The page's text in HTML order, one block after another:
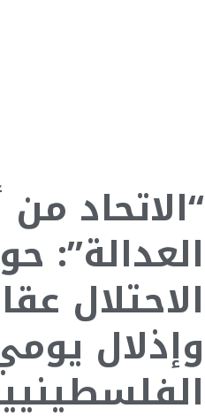
“الاتحاد
العدالة”:
الاحتلال
وإذلال